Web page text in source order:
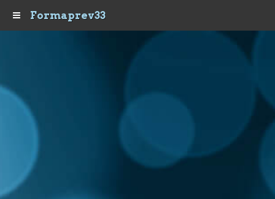
Formaprev33